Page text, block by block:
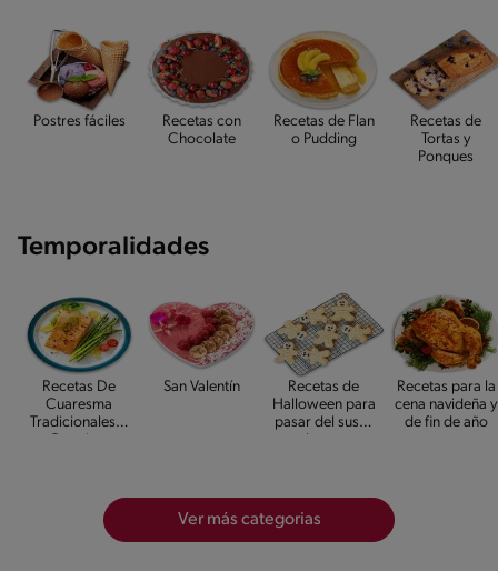
Postres fáciles
Recetas con
Chocolate
Recetas de Flan
o Pudding
Recetas de
Tortas y
Ponques
Temporalidades
Recetas De
Cuaresma
Tradicionales Y
San Valentín
Recetas de
Halloween para
pasar del susto
Recetas para la
cena navideña y
de fin de año
Ver más categorias